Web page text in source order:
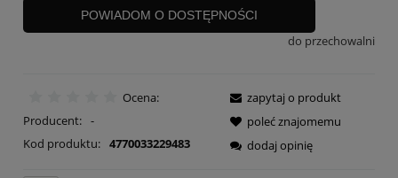
POWIADOM O DOSTĘPNOŚCI
do przechowalni
Ocena:
Producent: -
Kod produktu: 4770033229483
zapytaj o produkt
poleć znajomemu
dodaj opinię